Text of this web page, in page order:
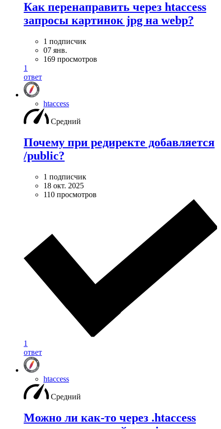
Как перенаправить через htaccess
запросы картинок jpg на webp?
1 подписчик
07 янв.
169 просмотров
1
ответ
htaccess
Средний
Почему при редиректе добавляется
/public?
1 подписчик
18 окт. 2025
110 просмотров
1
ответ
htaccess
Средний
Можно ли как-то через .htaccess